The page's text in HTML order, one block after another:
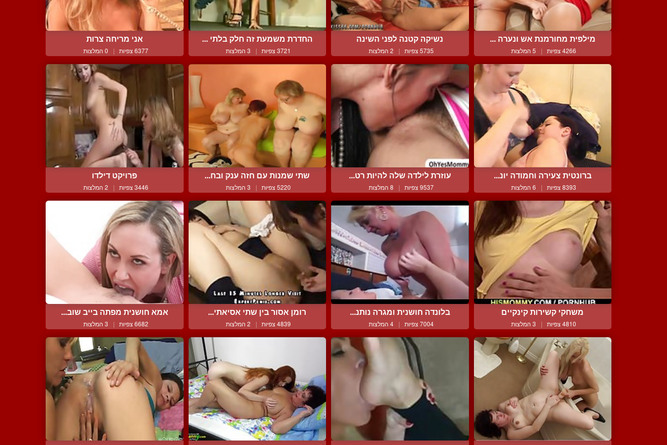
מילפית מחורמנת אש ונערה ...
4266 צפיות | 5 המלצות
נשיקה קטנה לפני השינה
5735 צפיות | 2 המלצות
החדרת משמעת זה חלק בלתי ...
3721 צפיות | 3 המלצות
אני מריחה צרות
6377 צפיות | 0 המלצות
ברונטית צעירה וחמודה יונ...
8393 צפיות | 6 המלצות
עוזרת לילדה שלה להיות רט...
9537 צפיות | 8 המלצות
שתי שמנות עם חזה ענק ובח...
5220 צפיות | 3 המלצות
פרויקט דילדו
3446 צפיות | 2 המלצות
משחקי קשירות קינקיים
4810 צפיות | 3 המלצות
בלונדה חושנית ומגרה נותנ...
7004 צפיות | 4 המלצות
רומן אסור בין שתי אסיאתי...
4839 צפיות | 2 המלצות
אמא חושנית מפתה בייב שוב...
6682 צפיות | 3 המלצות